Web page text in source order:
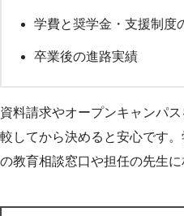
学費と奨学金・支援制度
卒業後の進路実績
資料請求やオープンキャンパ
較してから決めると安心です
の教育相談窓口や担任の先生に